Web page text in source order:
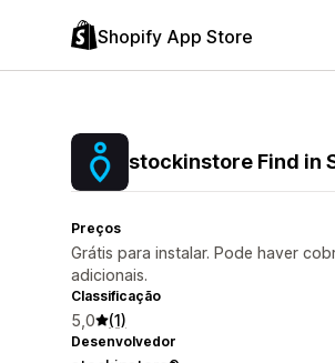
Shopify App Store
stockinstore Find in
Preços
Grátis para instalar. Pode haver
adicionais.
Classificação
5,0 (1)
Desenvolvedor